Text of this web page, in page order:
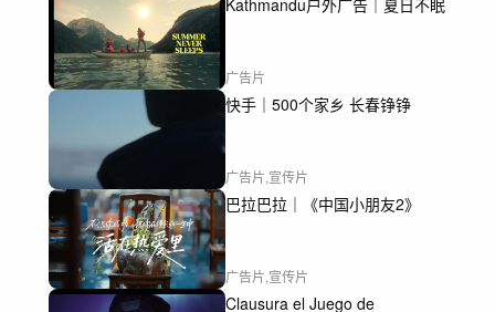
Kathmandu户外广告｜夏日不眠
广告片
快手｜500个家乡 长春铮铮
广告片,宣传片
巴拉巴拉｜《中国小朋友2》
广告片,宣传片
Clausura el Juego de